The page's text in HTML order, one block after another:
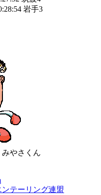
岩手3
やさくん
テーリング連盟